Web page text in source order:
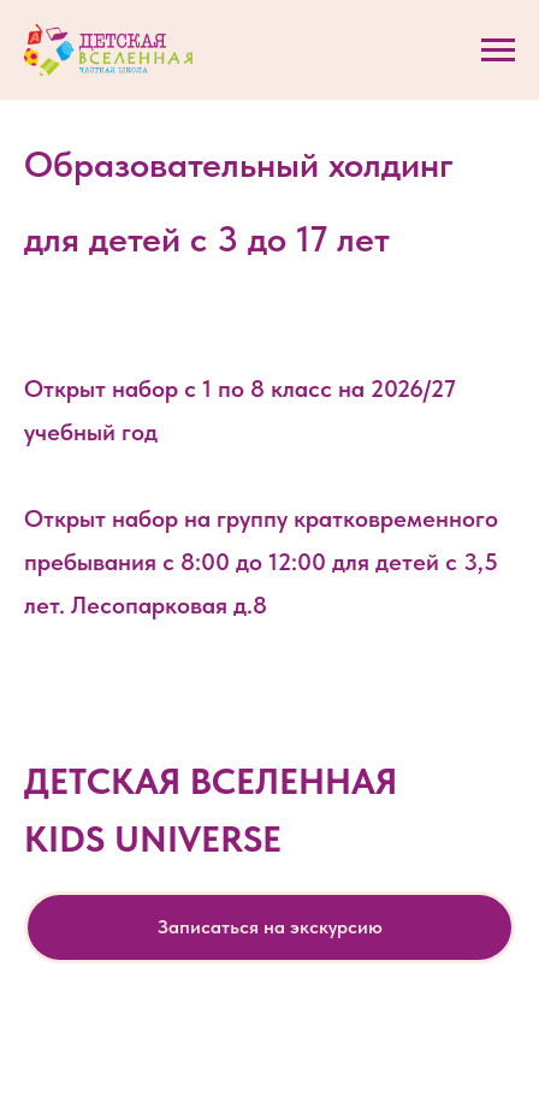
Образовательный холдинг
для детей с 3 до 17 лет
Открыт набор с 1 по 8 класс на 2026/27
учебный год
Открыт набор на группу кратковременного
пребывания с 8:00 до 12:00 для детей с 3,5
лет. Лесопарковая д.8
ДЕТСКАЯ ВСЕЛЕННАЯ
KIDS UNIVERSE
Записаться на экскурсию